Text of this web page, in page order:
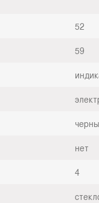
52
59
нет
4